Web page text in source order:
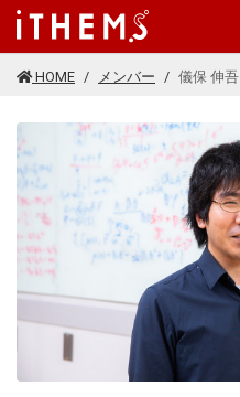
このページの本文に移動する
HOME メンバー 儀保 伸吾